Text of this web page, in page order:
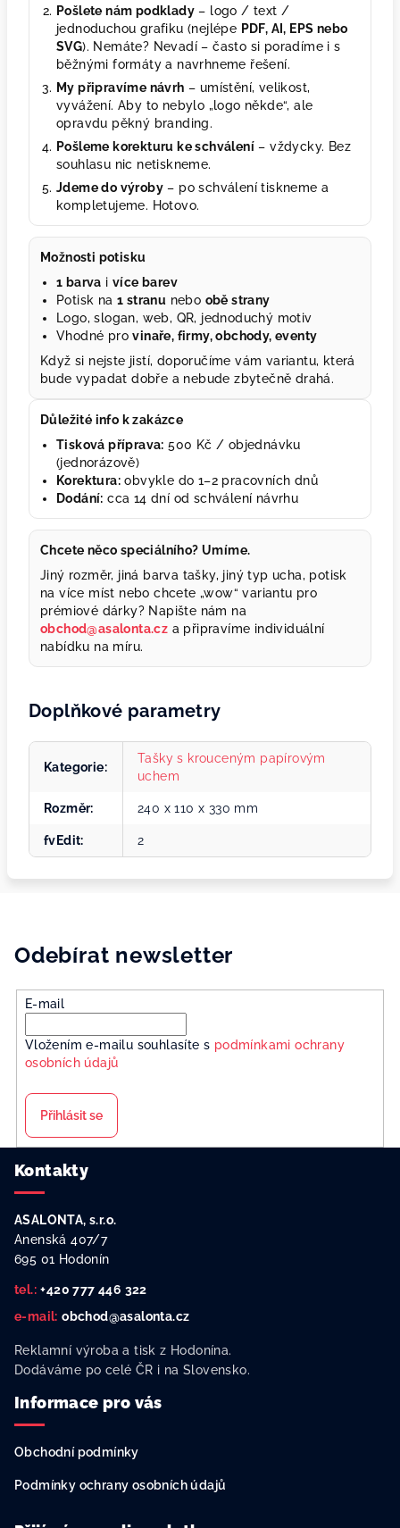
Pošlete nám podklady – logo / text /
jednoduchou grafiku (nejlépe PDF, AI, EPS nebo
SVG). Nemáte? Nevadí – často si poradíme i s
běžnými formáty a navrhneme řešení.
My připravíme návrh – umístění, velikost,
vyvážení. Aby to nebylo „logo někde“, ale
opravdu pěkný branding.
Pošleme korekturu ke schválení – vždycky. Bez
souhlasu nic netiskneme.
Jdeme do výroby – po schválení tiskneme a
kompletujeme. Hotovo.
Možnosti potisku
1 barva ivíce barev
Potisk na 1 stranu nebo obě strany
Logo, slogan, web, QR, jednoduchý motiv
Vhodné provinaře, firmy, obchody, eventy
Když si nejste jistí, doporučíme vám variantu, která
bude vypadat dobře a nebude zbytečně drahá.
Důležité info k zakázce
Tisková příprava: 500 Kč / objednávku
(jednorázově)
Korektura: obvykle do 1–2 pracovních dnů
Dodání: cca 14 dní od schválení návrhu
Chcete něco speciálního? Umíme.
Jiný rozměr, jiná barva tašky, jiný typ ucha, potisk
na více míst nebo chcete „wow“ variantu pro
prémiové dárky? Napište nám na
obchod@asalonta.cz a připravíme individuální
nabídku na míru.
Doplňkové parametry
Kategorie:
Tašky s krouceným papírovým
uchem
Rozměr: 240 x 110 x 330 mm
fvEdit: 2
Odebírat newsletter
E-mail
Vložením e-mailu souhlasíte s podmínkami ochrany
osobních údajů
Přihlásit se
Kontakty
ASALONTA, s.r.o.
Anenská 407/7
695 01 Hodonín
tel.: +420 777 446 322
e-mail: obchod@asalonta.cz
Reklamní výroba a tisk z Hodonína.
Dodáváme po celé ČR i na Slovensko.
Informace pro vás
Obchodní podmínky
Podmínky ochrany osobních údajů